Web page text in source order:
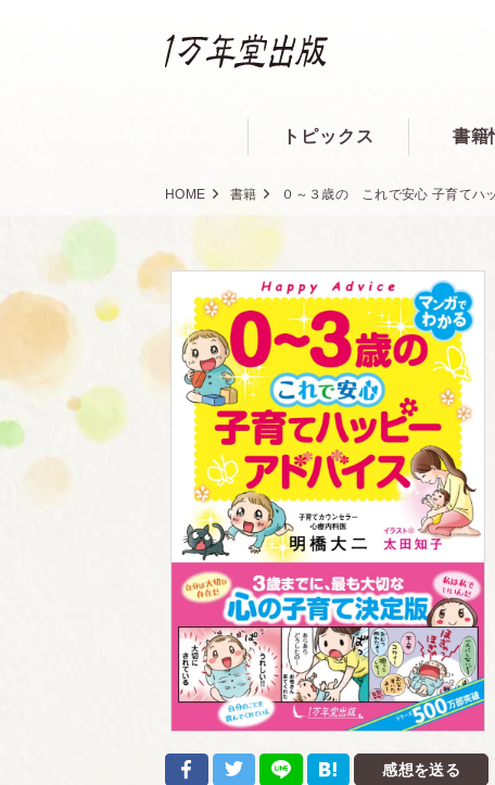
トピックス 書籍
HOME 書籍 ０～３歳の これで安心 子育てハ
感想を送る